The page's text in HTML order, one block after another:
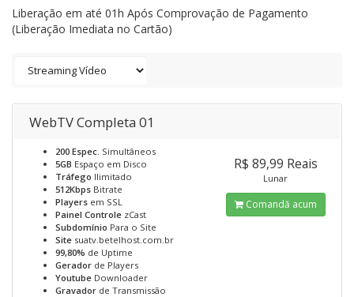
Liberação em até 01h Após Comprovação de Pagamento
(Liberação Imediata no Cartão)
WebTV Completa 01
200 Espec. Simultâneos
5GB Espaço em Disco
Tráfego Ilimitado
512Kbps Bitrate
Players em SSL
Painel Controle zCast
Subdomínio Para o Site
Site suatv.betelhost.com.br
99,80% de Uptime
Gerador de Players
Youtube Downloader
Gravador de Transmissão
R$ 89,99 Reais
Lunar
Comandă acum